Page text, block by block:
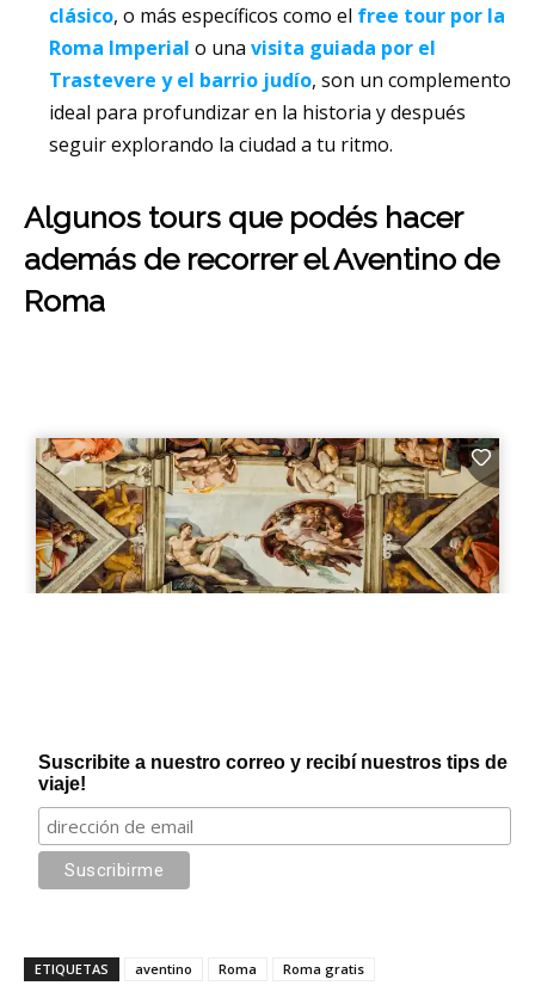
clásico, o más específicos como el free tour por la
Roma Imperial o una visita guiada por el
Trastevere y el barrio judío, son un complemento
ideal para profundizar en la historia y después
seguir explorando la ciudad a tu ritmo.
Algunos tours que podés hacer
además de recorrer el Aventino de
Roma
Suscribite a nuestro correo y recibí nuestros tips de
viaje!
ETIQUETAS aventino Roma Roma gratis